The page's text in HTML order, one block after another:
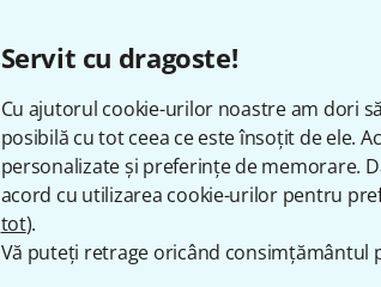
Servit cu dragoste!
Cu ajutorul cookie-urilor noastre am dori
posibilă cu tot ceea ce este însoțit de ele.
personalizate și preferințe de memorare.
acord cu utilizarea cookie-urilor pentru
tot).
Vă puteți retrage oricând consimțământul
Ergoplay
For
în stoc